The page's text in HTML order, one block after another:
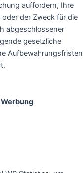
auffordern, Ihre
der Zweck für die
abgeschlossener
gesetzliche
Aufbewahrungsfristen